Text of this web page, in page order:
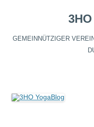
GEMEINNÜTZIGER